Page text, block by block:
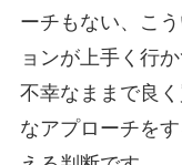
ーチもない、こ
ョンが上手く行
不幸なままで良
なアプローチを